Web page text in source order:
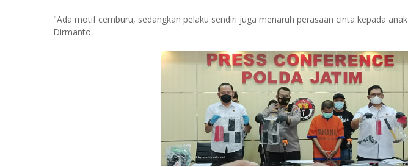
"Ada motif cemburu, sedangkan pelaku sendiri juga menaruh perasaan cinta kepada
Dirmanto.